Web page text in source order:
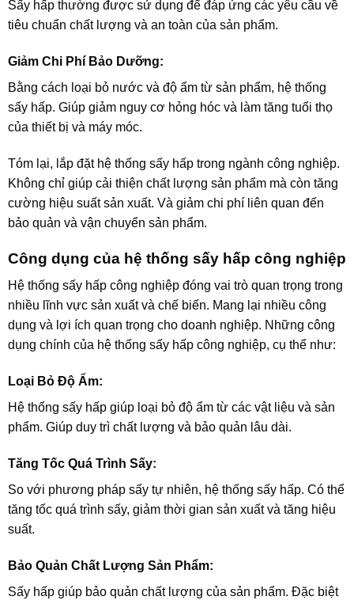
Sấy hấp thường được sử dụng để đáp ứng các yêu cầu về
tiêu chuẩn chất lượng và an toàn của sản phẩm.
Giảm Chi Phí Bảo Dưỡng:
Bằng cách loại bỏ nước và độ ẩm từ sản phẩm, hệ thống
sấy hấp. Giúp giảm nguy cơ hỏng hóc và làm tăng tuổi thọ
của thiết bị và máy móc.
Tóm lại, lắp đặt hệ thống sấy hấp trong ngành công nghiệp.
Không chỉ giúp cải thiện chất lượng sản phẩm mà còn tăng
cường hiệu suất sản xuất. Và giảm chi phí liên quan đến
bảo quản và vận chuyển sản phẩm.
Công dụng của hệ thống sấy hấp công nghiệp
Hệ thống sấy hấp công nghiệp đóng vai trò quan trọng trong
nhiều lĩnh vực sản xuất và chế biến. Mang lại nhiều công
dụng và lợi ích quan trọng cho doanh nghiệp. Những công
dụng chính của hệ thống sấy hấp công nghiệp, cụ thể như:
Loại Bỏ Độ Ẩm:
Hệ thống sấy hấp giúp loại bỏ độ ẩm từ các vật liệu và sản
phẩm. Giúp duy trì chất lượng và bảo quản lâu dài.
Tăng Tốc Quá Trình Sấy:
So với phương pháp sấy tự nhiên, hệ thống sấy hấp. Có thể
tăng tốc quá trình sấy, giảm thời gian sản xuất và tăng hiệu
suất.
Bảo Quản Chất Lượng Sản Phẩm:
Sấy hấp giúp bảo quản chất lượng của sản phẩm. Đặc biệt